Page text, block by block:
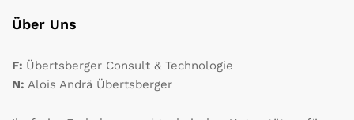
Über Uns
F: Übertsberger Consult & Technologie
N: Alois Andrä Übertsberger